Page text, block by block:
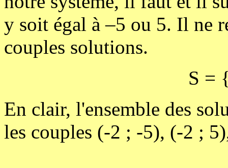
y soit égal à –5 ou 5. Il ne
couples solutions.
S =
En clair, l'ensemble des
les couples (-2 ; -5), (-2 ;